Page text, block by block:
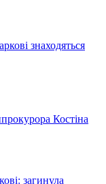
знаходяться
Костіна
загинула